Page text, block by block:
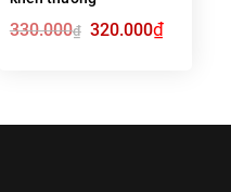
330.000₫ Giá
gốc
320.000₫Giá
hiện